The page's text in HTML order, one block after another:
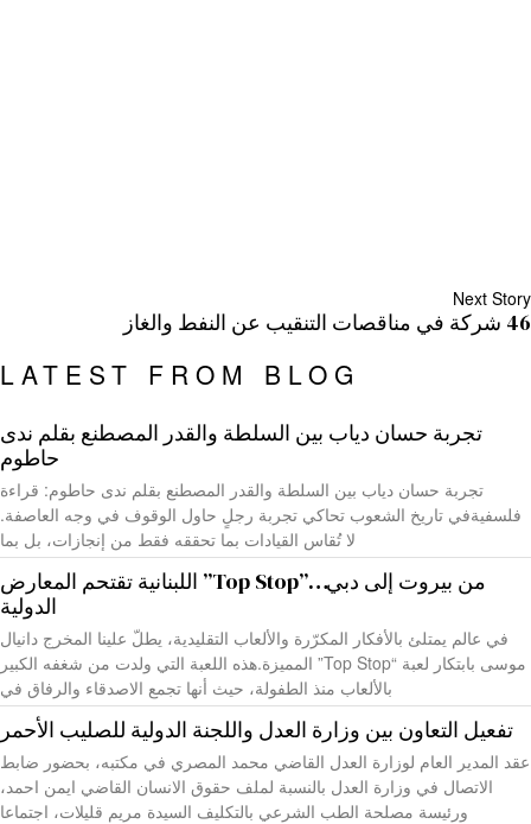
Next Story
46 شركة في مناقصات التنقيب عن النفط والغاز
LATEST FROM BLOG
تجربة حسان دياب بين السلطة والقدر المصطنع بقلم ندى
حاطوم
تجربة حسان دياب بين السلطة والقدر المصطنع بقلم ندى حاطوم: قراءة
فلسفيةفي تاريخ الشعوب تحاكي تجربة رجلٍ حاول الوقوف في وجه العاصفة.
لا تُقاس القيادات بما تحققه فقط من إنجازات، بل بما
من بيروت إلى دبي…”Top Stop” اللبنانية تقتحم المعارض
الدولية
في عالم يمتلئ بالأفكار المكرّرة والألعاب التقليدية، يطلّ علينا المخرج دانيال
موسى بابتكار لعبة “Top Stop” المميزة.هذه اللعبة التي ولدت من شغفه الكبير
بالألعاب منذ الطفولة، حيث أنها تجمع الاصدقاء والرفاق في
تفعيل التعاون بين وزارة العدل واللجنة الدولية للصليب الأحمر
عقد المدير العام لوزارة العدل القاضي محمد المصري في مكتبه، بحضور ضابط
الاتصال في وزارة العدل بالنسبة لملف حقوق الانسان القاضي ايمن احمد،
ورئيسة مصلحة الطب الشرعي بالتكليف السيدة مريم قليلات، اجتماعا